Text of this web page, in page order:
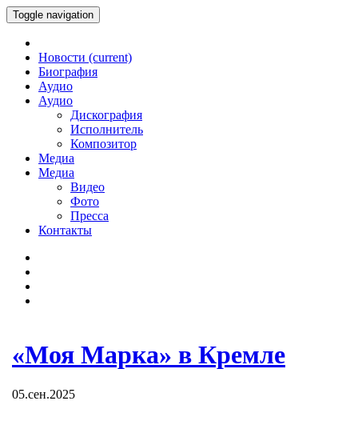
Toggle navigation
Новости (current)
Биография
Аудио
Аудио
Дискография
Исполнитель
Композитор
Медиа
Медиа
Видео
Фото
Пресса
Контакты
«Моя Марка» в Кремле
05.сен.2025